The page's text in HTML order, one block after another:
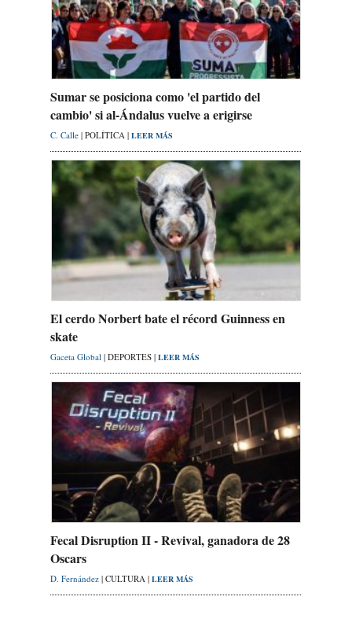
Sumar se posiciona como 'el partido del
cambio' si al-Ándalus vuelve a erigirse
C. Calle | POLÍTICA | LEER MÁS
El cerdo Norbert bate el récord Guinness en
skate
Gaceta Global | DEPORTES | LEER MÁS
Fecal Disruption II - Revival, ganadora de 28
Oscars
D. Fernández | CULTURA | LEER MÁS